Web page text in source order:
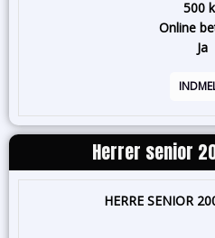
500
Online
Ja
Herrer senior
HERRE SENIOR